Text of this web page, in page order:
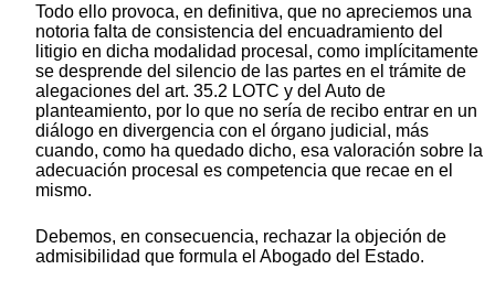
Todo ello provoca, en definitiva, que no apreciemos una
notoria falta de consistencia del encuadramiento del
litigio en dicha modalidad procesal, como implícitamente
se desprende del silencio de las partes en el trámite de
alegaciones del art. 35.2 LOTC y del Auto de
planteamiento, por lo que no sería de recibo entrar en un
diálogo en divergencia con el órgano judicial, más
cuando, como ha quedado dicho, esa valoración sobre la
adecuación procesal es competencia que recae en el
mismo.
Debemos, en consecuencia, rechazar la objeción de
admisibilidad que formula el Abogado del Estado.